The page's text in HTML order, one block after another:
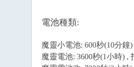
電池種類:
魔靈小電池: 600秒(10分鐘
魔靈電池: 3600秒(1小時) ,